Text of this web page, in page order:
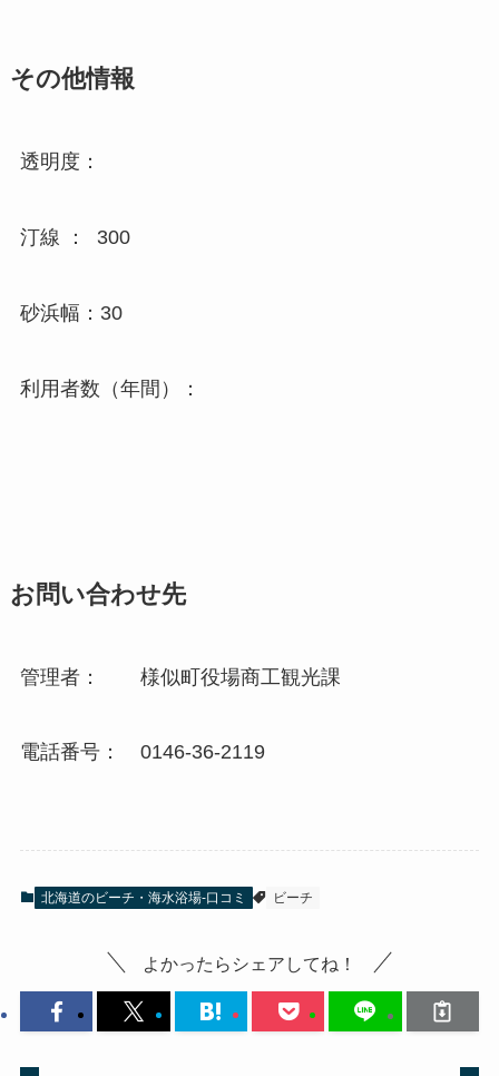
その他情報
透明度：
汀線 ： 300
砂浜幅：30
利用者数（年間）：
お問い合わせ先
管理者： 様似町役場商工観光課
電話番号： 0146-36-2119
北海道のビーチ・海水浴場-口コミ ビーチ
よかったらシェアしてね！